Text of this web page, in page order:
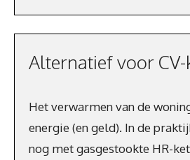
Alternatief voor CV-
Het verwarmen van de
energie (en geld). In de
nog met gasgestookte HR-